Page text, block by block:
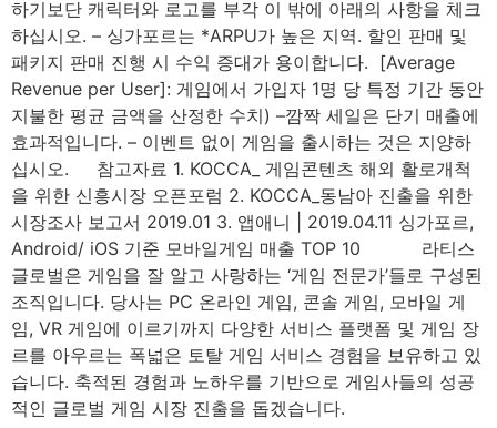
하기보단 캐릭터와 로고를 부각 이 밖에 아래의 사항을 체크
하십시오. – 싱가포르는 *ARPU가 높은 지역. 할인 판매 및
패키지 판매 진행 시 수익 증대가 용이합니다. ​ [Average
Revenue per User]: 게임에서 가입자 1명 당 특정 기간 동안
지불한 평균 금액을 산정한 수치) –깜짝 세일은 단기 매출에
효과적입니다. – 이벤트 없이 게임을 출시하는 것은 지양하
십시오. 참고자료 1. KOCCA_ 게임콘텐츠 해외 활로개척
을 위한 신흥시장 오픈포럼 2. KOCCA_동남아 진출을 위한
시장조사 보고서 2019.01 3. 앱애니 | 2019.04.11 싱가포르,
Android/ iOS 기준 모바일게임 매출 TOP 10​ 라티스
글로벌은 게임을 잘 알고 사랑하는 ‘게임 전문가’들로 구성된
조직입니다. 당사는 PC 온라인 게임, 콘솔 게임, 모바일 게
임, VR 게임에 이르기까지 다양한 서비스 플랫폼 및 게임 장
르를 아우르는 폭넓은 토탈 게임 서비스 경험을 보유하고 있
습니다. 축적된 경험과 노하우를 기반으로 게임사들의 성공
적인 글로벌 게임 시장 진출을 돕겠습니다.